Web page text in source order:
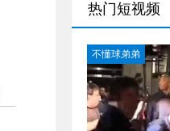
热门短视频
不懂球弟弟